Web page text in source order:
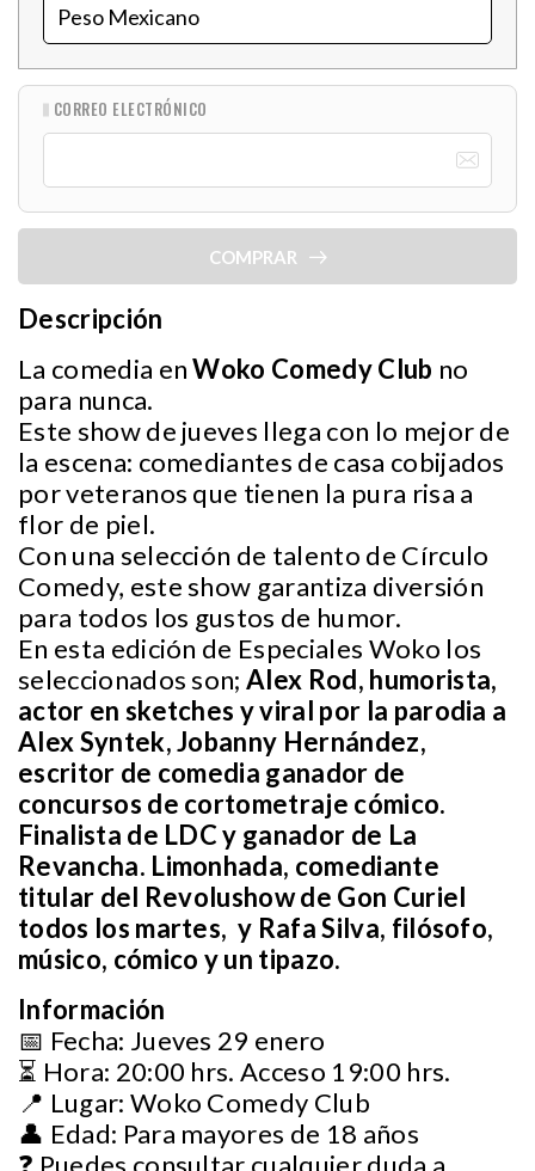
CORREO ELECTRÓNICO
COMPRAR
Descripción
La comedia enWoko Comedy Club no
para nunca.
Este show de jueves llega con lo mejor de
la escena: comediantes de casa cobijados
por veteranos que tienen la pura risa a
flor de piel.
Con una selección de talento de Círculo
Comedy, este show garantiza diversión
para todos los gustos de humor.
En esta edición de Especiales Woko los
seleccionados son;Alex Rod, humorista,
actor en sketches y viral por la parodia a
Alex Syntek, Jobanny Hernández,
escritor de comedia ganador de
concursos de cortometraje cómico.
Finalista de LDC y ganador de La
Revancha. Limonhada, comediante
titular del Revolushow de Gon Curiel
todos los martes, y Rafa Silva, filósofo,
músico, cómico y un tipazo.
Información
📅 Fecha: Jueves 29 enero
⏳ Hora: 20:00 hrs. Acceso 19:00 hrs.
📍 Lugar: Woko Comedy Club
👤 Edad: Para mayores de 18 años
❓ Puedes consultar cualquier duda a